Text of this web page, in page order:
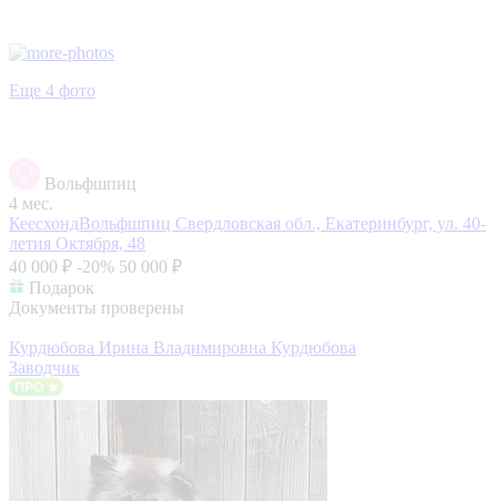
Еще 4 фото
Вольфшпиц
4 мес.
КеесхондВольфшпиц Свердловская обл., Екатеринбург, ул. 40-
летия Октября, 48
40 000 ₽ -20% 50 000 ₽
Подарок
Документы проверены
Курдюбова Ирина Владимировна Курдюбова
Заводчик